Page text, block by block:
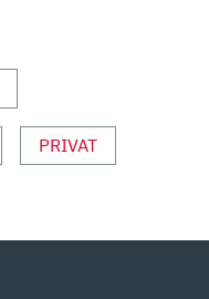
PRIVAT